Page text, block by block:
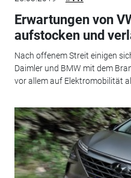
Erwartungen von
aufstocken und
Nach offenem Streit einigen
Daimler und BMW mit dem
vor allem auf Elektromobilität